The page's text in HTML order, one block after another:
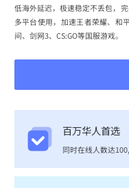
低海外延迟，极速稳定不丢包，
多平台使用，加速王者荣耀、和
间、剑网3、CS:GO等国服游戏。
百万华人首选
同时在线人数达